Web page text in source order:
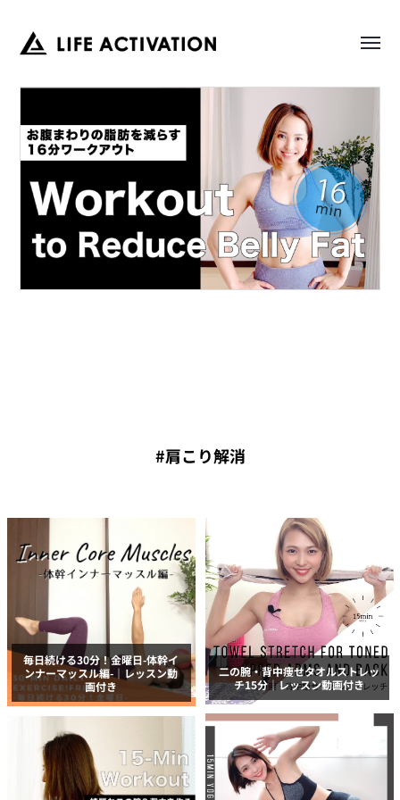
#肩こり解消
毎日続ける30分！金曜日-体幹イ
ンナーマッスル編-｜レッスン動
画付き
二の腕・背中痩せタオルストレッ
チ15分｜レッスン動画付き